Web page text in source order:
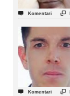
 Komentari 
 Komentari 